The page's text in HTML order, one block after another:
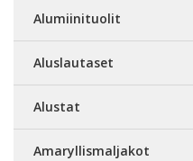
Alumiinituolit
Aluslautaset
Alustat
Amaryllismaljakot